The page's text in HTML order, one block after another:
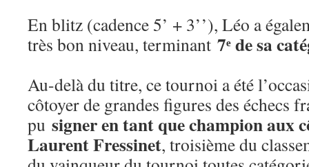
En blitz (cadence 5’ + 3’’), Léo a
très bon niveau, terminant 7ᵉ de sa
Au-delà du titre, ce tournoi a été
côtoyer de grandes figures des échecs
pu signer en tant que champion aux
Laurent Fressinet, troisième du